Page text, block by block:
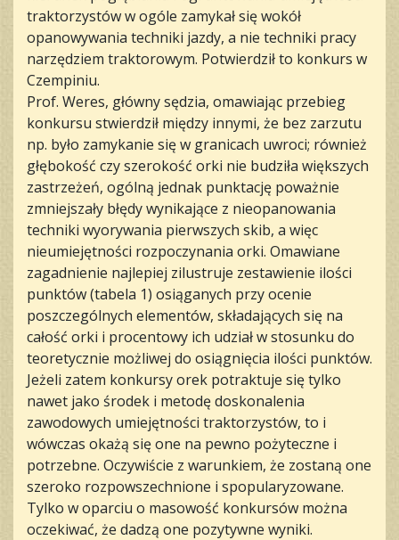
traktorzystów w ogóle zamykał się wokół
opanowywania techniki jazdy, a nie techniki pracy
narzędziem traktorowym. Potwierdził to konkurs w
Czempiniu.
Prof. Weres, główny sędzia, omawiając przebieg
konkursu stwierdził między innymi, że bez zarzutu
np. było zamykanie się w granicach uwroci; również
głębokość czy szerokość orki nie budziła większych
zastrzeżeń, ogólną jednak punktację poważnie
zmniejszały błędy wynikające z nieopanowania
techniki wyorywania pierwszych skib, a więc
nieumiejętności rozpoczynania orki. Omawiane
zagadnienie najlepiej zilustruje zestawienie ilości
punktów (tabela 1) osiąganych przy ocenie
poszczególnych elementów, składających się na
całość orki i procentowy ich udział w stosunku do
teoretycznie możliwej do osiągnięcia ilości punktów.
Jeżeli zatem konkursy orek potraktuje się tylko
nawet jako środek i metodę doskonalenia
zawodowych umiejętności traktorzystów, to i
wówczas okażą się one na pewno pożyteczne i
potrzebne. Oczywiście z warunkiem, że zostaną one
szeroko rozpowszechnione i spopularyzowane.
Tylko w oparciu o masowość konkursów można
oczekiwać, że dadzą one pozytywne wyniki.